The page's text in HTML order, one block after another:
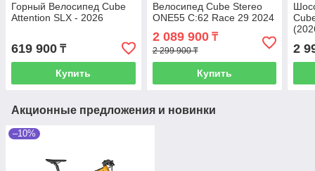
Горный Велосипед Cube
Attention SLX - 2026
619 900 ₸
Купить
Велосипед Cube Stereo
ONE55 C:62 Race 29 2024
2 089 900₸
2 299 900 ₸
Купить
2
Акционные предложения и новинки
–10%